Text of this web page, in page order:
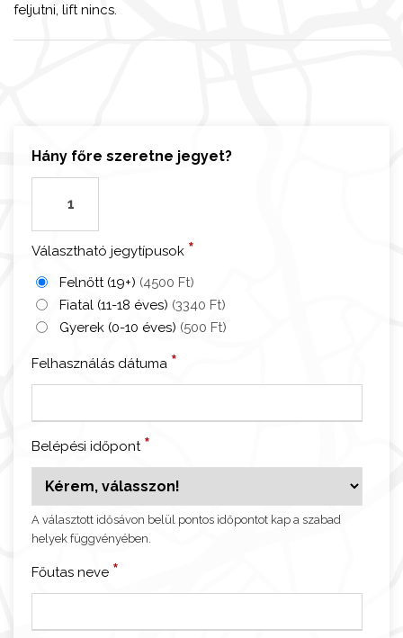
Hány főre szeretne jegyet?
r
t
o
C
é
r
o
r
o
n
Választható jegytípusok *
Felnőtt (19+) (4500 Ft)
Fiatal (11-18 éves) (3340 Ft)
Gyerek (0-10 éves) (500 Ft)
Felhasználás dátuma *
Belépési időpont *
A választott idősávon belül pontos időpontot kap a szabad
helyek függvényében.
Főutas neve *
feljutni, lift nincs.